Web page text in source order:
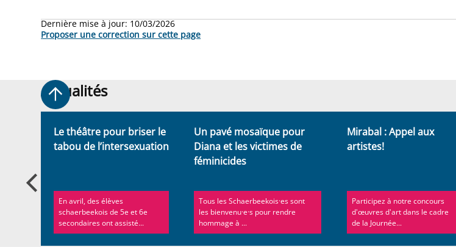
Dernière mise à jour: 10/03/2026
Proposer une correction sur cette page
Actualités
Actualités
Le théâtre pour briser le
tabou de l’intersexuation
En avril, des élèves
schaerbeekois de 5e et 6e
secondaires ont assisté...
Un pavé mosaïque pour
Diana et les victimes de
féminicides
Tous les Schaerbeekois·es sont
les bienvenu·e·s pour rendre
hommage à ...
Mirabal : Appel aux
artistes!
Participez à notre concours
d'œuvres d'art dans le cadre
de la Journée...